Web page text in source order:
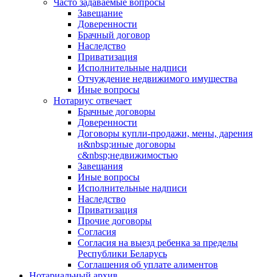
Часто задаваемые вопросы
Завещание
Доверенности
Брачный договор
Наследство
Приватизация
Исполнительные надписи
Отчуждение недвижимого имущества
Иные вопросы
Нотариус отвечает
Брачные договоры
Доверенности
Договоры купли-продажи, мены, дарения
и&nbsp;иные договоры
с&nbsp;недвижимостью
Завещания
Иные вопросы
Исполнительные надписи
Наследство
Приватизация
Прочие договоры
Согласия
Согласия на выезд ребенка за пределы
Республики Беларусь
Соглашения об уплате алиментов